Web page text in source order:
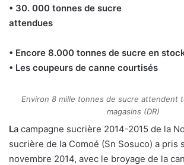
• 30. 000 tonnes de sucre
attendues
• Encore 8.000 tonnes de sucre en
• Les coupeurs de canne courtisés
Environ 8 mille tonnes de sucre attendent
magasins (DR)
La campagne sucrière 2014-2015 de la
sucrière de la Comoé (Sn Sosuco) a pris
novembre 2014, avec le broyage de la